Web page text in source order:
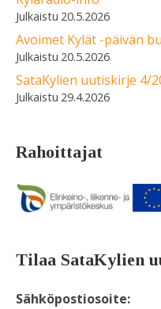
20.5.2026
Avoimet Kylät -päivän
20.5.2026
SataKylien uutiskirje 4/
29.4.2026
Rahoittajat
Tilaa SataKylien
Sähköpostiosoite: